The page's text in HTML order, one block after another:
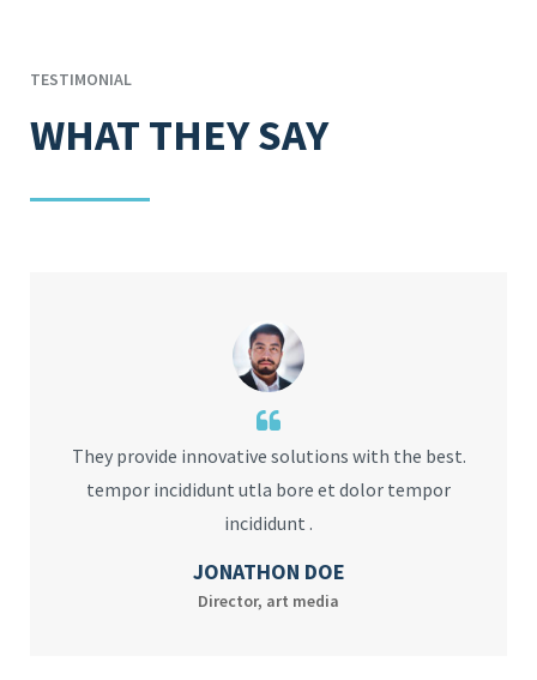
TESTIMONIAL
WHAT THEY SAY
They provide innovative solutions with the best.
tempor incididunt utla bore et dolor tempor
incididunt .
JONATHON DOE
Director, art media